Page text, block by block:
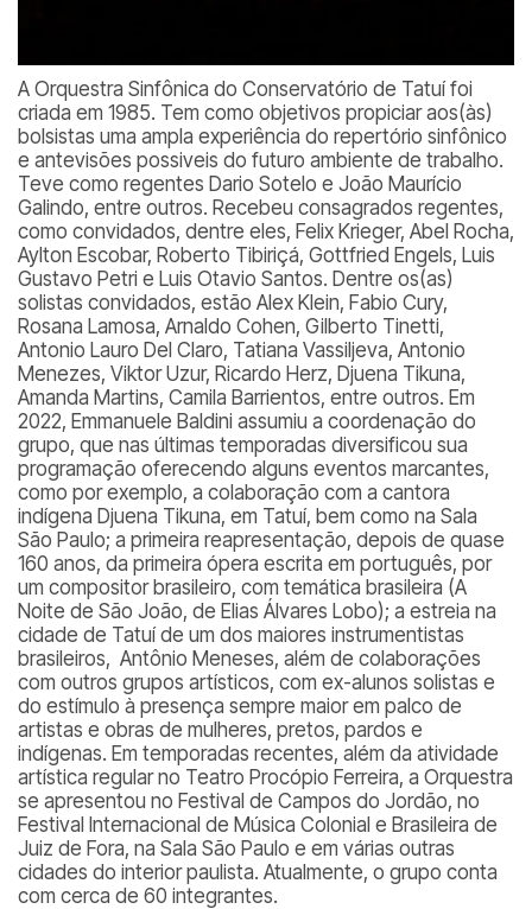
A Orquestra Sinfônica do Conservatório de Tatuí foi
criada em 1985. Tem como objetivos propiciar aos(às)
bolsistas uma ampla experiência do repertório sinfônico
e antevisões possiveis do futuro ambiente de trabalho.
Teve como regentes Dario Sotelo e João Maurício
Galindo, entre outros. Recebeu consagrados regentes,
como convidados, dentre eles, Felix Krieger, Abel Rocha,
Aylton Escobar, Roberto Tibiriçá, Gottfried Engels, Luis
Gustavo Petri e Luis Otavio Santos. Dentre os(as)
solistas convidados, estão Alex Klein, Fabio Cury,
Rosana Lamosa, Arnaldo Cohen, Gilberto Tinetti,
Antonio Lauro Del Claro, Tatiana Vassiljeva, Antonio
Menezes, Viktor Uzur, Ricardo Herz, Djuena Tikuna,
Amanda Martins, Camila Barrientos, entre outros. Em
2022, Emmanuele Baldini assumiu a coordenação do
grupo, que nas últimas temporadas diversificou sua
programação oferecendo alguns eventos marcantes,
como por exemplo, a colaboração com a cantora
indígena Djuena Tikuna, em Tatuí, bem como na Sala
São Paulo; a primeira reapresentação, depois de quase
160 anos, da primeira ópera escrita em português, por
um compositor brasileiro, com temática brasileira (A
Noite de São João, de Elias Álvares Lobo); a estreia na
cidade de Tatuí de um dos maiores instrumentistas
brasileiros, Antônio Meneses, além de colaborações
com outros grupos artísticos, com ex-alunos solistas e
do estímulo à presença sempre maior em palco de
artistas e obras de mulheres, pretos, pardos e
indígenas. Em temporadas recentes, além da atividade
artística regular no Teatro Procópio Ferreira, a Orquestra
se apresentou no Festival de Campos do Jordão, no
Festival Internacional de Música Colonial e Brasileira de
Juiz de Fora, na Sala São Paulo e em várias outras
cidades do interior paulista. Atualmente, o grupo conta
com cerca de 60 integrantes.